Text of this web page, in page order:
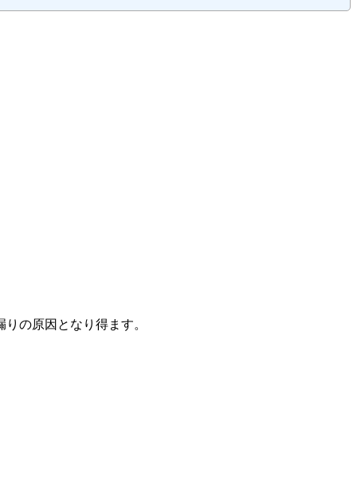
りの原因となり得ます。